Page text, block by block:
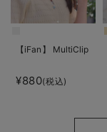
【iFan】 MultiClip
¥880(税込)